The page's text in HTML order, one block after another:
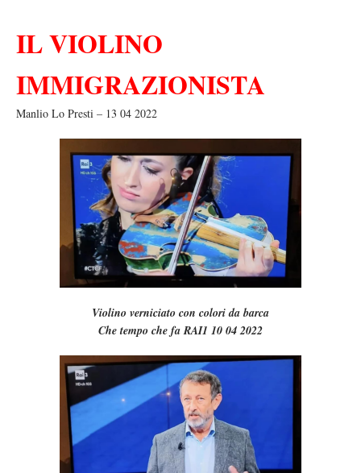
IL VIOLINO
IMMIGRAZIONISTA
Manlio Lo Presti – 13 04 2022
Violino verniciato con colori da barca
Che tempo che fa RAI1 10 04 2022